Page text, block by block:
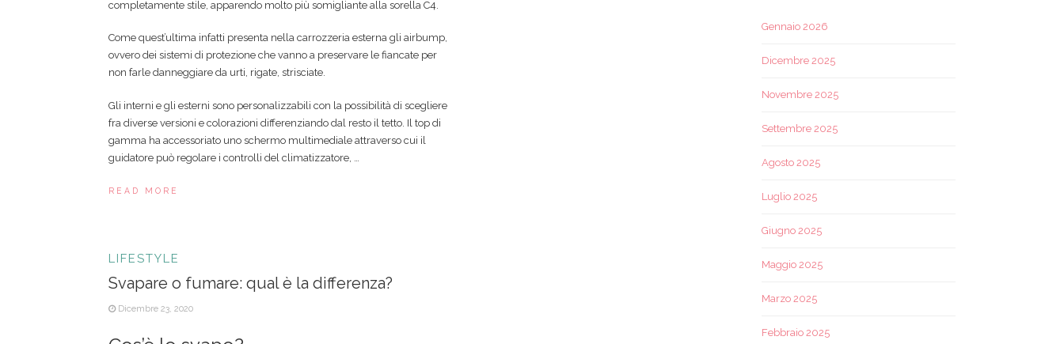
completamente stile, apparendo molto più somigliante alla sorella C4.
Come quest’ultima infatti presenta nella carrozzeria esterna gli airbump,
ovvero dei sistemi di protezione che vanno a preservare le fiancate per
non farle danneggiare da urti, rigate, strisciate.
Gli interni e gli esterni sono personalizzabili con la possibilità di scegliere
fra diverse versioni e colorazioni differenziando dal resto il tetto. Il top di
gamma ha accessoriato uno schermo multimediale attraverso cui il
guidatore può regolare i controlli del climatizzatore, …
READ MORE
LIFESTYLE
Svapare o fumare: qual è la differenza?
Dicembre 23, 2020
Gennaio 2026
Dicembre 2025
Novembre 2025
Settembre 2025
Agosto 2025
Luglio 2025
Giugno 2025
Maggio 2025
Marzo 2025
Febbraio 2025